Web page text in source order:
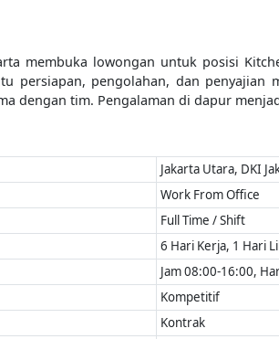
membuka lowongan untuk posisi
persiapan, pengolahan, dan penyajian
dengan tim. Pengalaman di dapur
Jakarta Utara, DKI
Work From Office
Full Time / Shift
6 Hari Kerja, 1 Hari
Jam 08:00-16:00,
Kompetitif
Kontrak